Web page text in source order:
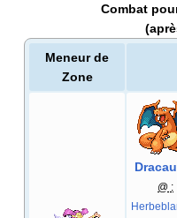
Combat
Meneur de
Zone
@ :